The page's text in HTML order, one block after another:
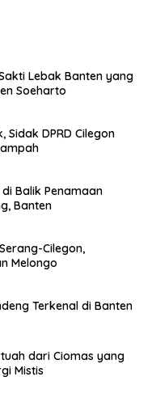
Lebak Banten yang
Soeharto
Sidak DPRD Cilegon
Balik Penamaan
Banten
Cilegon,
Melongo
Terkenal di Banten
dari Ciomas yang
Mistis